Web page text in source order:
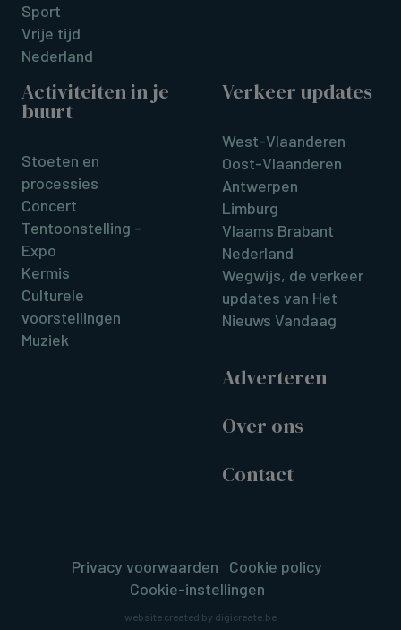
Sport
Vrije tijd
Nederland
Activiteiten in je
buurt
Stoeten en
processies
Concert
Tentoonstelling -
Expo
Kermis
Culturele
voorstellingen
Muziek
Verkeer updates
West-Vlaanderen
Oost-Vlaanderen
Antwerpen
Limburg
Vlaams Brabant
Nederland
Wegwijs, de verkeer
updates van Het
Nieuws Vandaag
Adverteren
Over ons
Contact
Privacy voorwaarden
Cookie policy
Cookie-instellingen
website created by digicreate.be